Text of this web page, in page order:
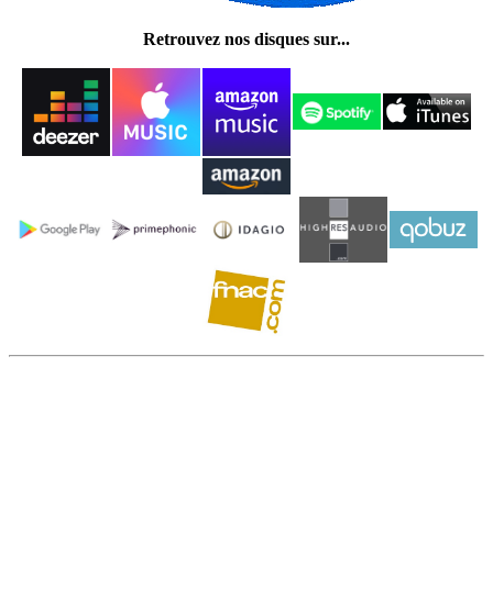
Retrouvez nos disques sur...